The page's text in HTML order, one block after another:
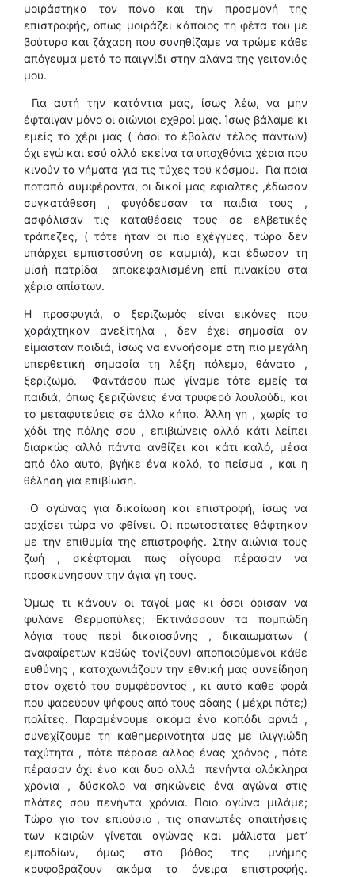
μοιράστηκα τον πόνο και την προσμονή της
επιστροφής, όπως μοιράζει κάποιος τη φέτα του με
βούτυρο και ζάχαρη που συνηθίζαμε να τρώμε κάθε
απόγευμα μετά το παιγνίδι στην αλάνα της γειτονιάς
μου.
Για αυτή την κατάντια μας, ίσως λέω, να μην
έφταιγαν μόνο οι αιώνιοι εχθροί μας. Ίσως βάλαμε κι
εμείς το χέρι μας ( όσοι το έβαλαν τέλος πάντων)
όχι εγώ και εσύ αλλά εκείνα τα υποχθόνια χέρια που
κινούν τα νήματα για τις τύχες του κόσμου. Για ποια
ποταπά συμφέροντα, οι δικοί μας εφιάλτες ,έδωσαν
συγκατάθεση , φυγάδευσαν τα παιδιά τους ,
ασφάλισαν τις καταθέσεις τους σε ελβετικές
τράπεζες, ( τότε ήταν οι πιο εχέγγυες, τώρα δεν
υπάρχει εμπιστοσύνη σε καμμιά), και έδωσαν τη
μισή πατρίδα αποκεφαλισμένη επί πινακίου στα
χέρια απίστων.
Η προσφυγιά, ο ξεριζωμός είναι εικόνες που
χαράχτηκαν ανεξίτηλα , δεν έχει σημασία αν
είμασταν παιδιά, ίσως να εννοήσαμε στη πιο μεγάλη
υπερθετική σημασία τη λέξη πόλεμο, θάνατο ,
ξεριζωμό. Φαντάσου πως γίναμε τότε εμείς τα
παιδιά, όπως ξεριζώνεις ένα τρυφερό λουλούδι, και
το μεταφυτεύεις σε άλλο κήπο. Άλλη γη , χωρίς το
χάδι της πόλης σου , επιβιώνεις αλλά κάτι λείπει
διαρκώς αλλά πάντα ανθίζει και κάτι καλό, μέσα
από όλο αυτό, βγήκε ένα καλό, το πείσμα , και η
θέληση για επιβίωση.
Ο αγώνας για δικαίωση και επιστροφή, ίσως να
αρχίσει τώρα να φθίνει. Οι πρωτοστάτες θάφτηκαν
με την επιθυμία της επιστροφής. Στην αιώνια τους
ζωή , σκέφτομαι πως σίγουρα πέρασαν να
προσκυνήσουν την άγια γη τους.
Όμως τι κάνουν οι ταγοί μας κι όσοι όρισαν να
φυλάνε Θερμοπύλες; Εκτινάσσουν τα πομπώδη
λόγια τους περί δικαιοσύνης , δικαιωμάτων (
αναφαίρετων καθώς τονίζουν) αποποιούμενοι κάθε
ευθύνης , καταχωνιάζουν την εθνική μας συνείδηση
στον οχετό του συμφέροντος , κι αυτό κάθε φορά
που ψαρεύουν ψήφους από τους αδαής ( μέχρι πότε;)
πολίτες. Παραμένουμε ακόμα ένα κοπάδι αρνιά ,
συνεχίζουμε τη καθημερινότητα μας με ιλιγγιώδη
ταχύτητα , πότε πέρασε άλλος ένας χρόνος , πότε
πέρασαν όχι ένα και δυο αλλά πενήντα ολόκληρα
χρόνια , δύσκολο να σηκώνεις ένα αγώνα στις
πλάτες σου πενήντα χρόνια. Ποιο αγώνα μιλάμε;
Τώρα για τον επιούσιο , τις απανωτές απαιτήσεις
των καιρών γίνεται αγώνας και μάλιστα μετ’
εμποδίων, όμως στο βάθος της μνήμης
κρυφοβράζουν ακόμα τα όνειρα επιστροφής.